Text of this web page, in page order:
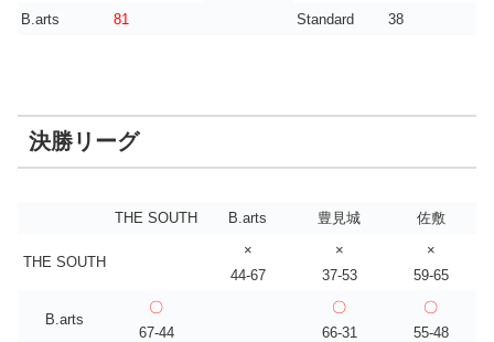
B.arts
81 Standard 38
決勝リーグ
THE SOUTH B.arts 豊見城 佐敷
THE SOUTH
×
44-67
×
37-53
×
59-65
B.arts
〇
67-44
〇
66-31
〇
55-48